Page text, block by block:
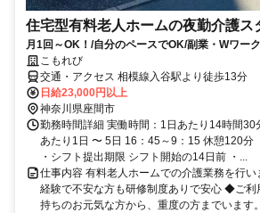
住宅型有料老人ホームの夜勤介護ス
月1回～OK！/自分のペースでOK/副業・Wワー
こもれび
交通・アクセス 相模線入谷駅より徒歩13分
日給23,000円以上
神奈川県座間市
勤務時間詳細 実働時間：1日あたり14時間30
あたり1日 〜 5日 16：45～9：15 休憩120分
・シフト提出期限 シフト開始の14日前 ・...
仕事内容 有料老人ホームでの介護業務を行
経験で不安な方も研修制度ありで安心 ◆ご利
持ちのお元気な方から、重度の方までいます